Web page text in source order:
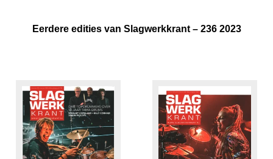
Eerdere edities van Slagwerkkrant – 236 2023